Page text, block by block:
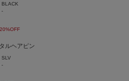
BLACK
-
20%OFF
ルヘアピン
SLV
-